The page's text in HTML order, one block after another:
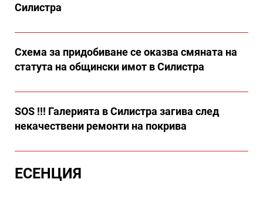
Силистра
Схема за придобиване се оказва смяната на
статута на общински имот в Силистра
SOS !!! Галерията в Силистра загива след
некачествени ремонти на покрива
ЕСЕНЦИЯ